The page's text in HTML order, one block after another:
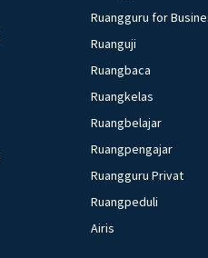
Ruangguru for
Ruanguji
Ruangbaca
Ruangkelas
Ruangbelajar
Ruangpengajar
Ruangguru Privat
Ruangpeduli
Airis